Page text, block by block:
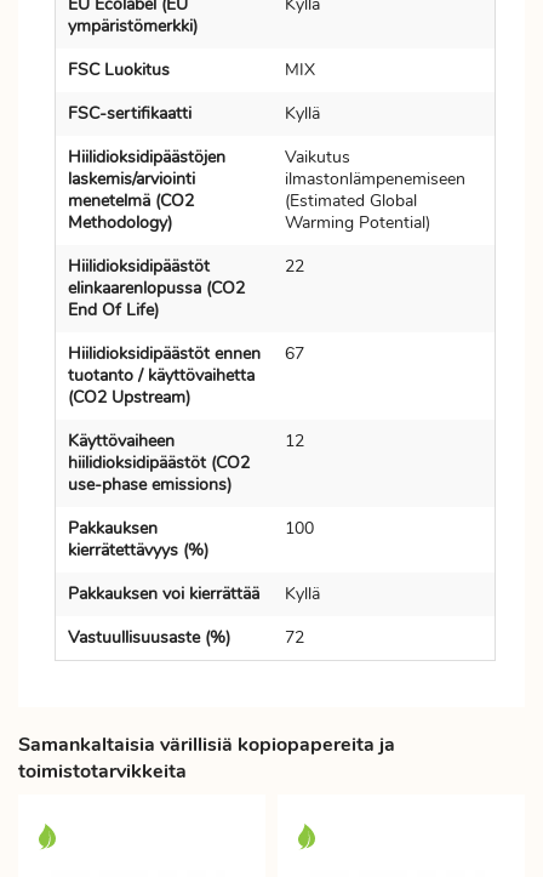
ympäristömerkki)
FSC Luokitus
MIX
FSC-sertifikaatti
Kyllä
Hiilidioksidipäästöjen
laskemis/arviointi
menetelmä (CO2
Methodology)
Vaikutus
ilmastonlämpenemiseen
(Estimated Global
Warming Potential)
Hiilidioksidipäästöt
elinkaarenlopussa (CO2
End Of Life)
22
Hiilidioksidipäästöt ennen
tuotanto / käyttövaihetta
(CO2 Upstream)
67
Käyttövaiheen
hiilidioksidipäästöt (CO2
use-phase emissions)
12
Pakkauksen
kierrätettävyys (%)
100
Pakkauksen voi kierrättää
Kyllä
Vastuullisuusaste (%)
72
Samankaltaisia värillisiä kopiopapereita ja
toimistotarvikkeita